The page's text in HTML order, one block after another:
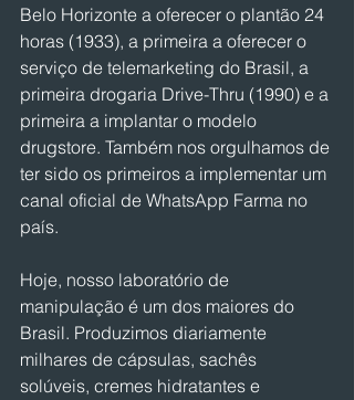
Belo Horizonte a oferecer o plantão 24
horas (1933), a primeira a oferecer o
serviço de telemarketing do Brasil, a
primeira drogaria Drive-Thru (1990) e a
primeira a implantar o modelo
drugstore. Também nos orgulhamos de
ter sido os primeiros a implementar um
canal oficial de WhatsApp Farma no
país.
Hoje, nosso laboratório de
manipulação é um dos maiores do
Brasil. Produzimos diariamente
milhares de cápsulas, sachês
solúveis, cremes hidratantes e